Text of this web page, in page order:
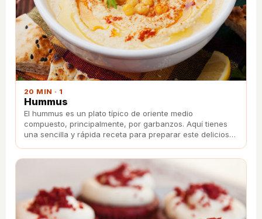
20 MIN · 1
Hummus
El hummus es un plato típico de oriente medio
compuesto, principalmente, por garbanzos. Aquí tienes
una sencilla y rápida receta para preparar este delicioso